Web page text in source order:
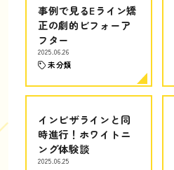
事例で見るEライン矯
正の劇的ビフォーア
フター
2025.06.26
未分類
インビザラインと同
時進行！ホワイトニ
ング体験談
2025.06.25